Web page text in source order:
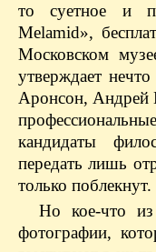
то суетное и
Melamid»,
Московском
утверждает
Аронсон, Андрей
кандидаты
передать лишь
только поблекнут.
Но кое-что
фотографии,